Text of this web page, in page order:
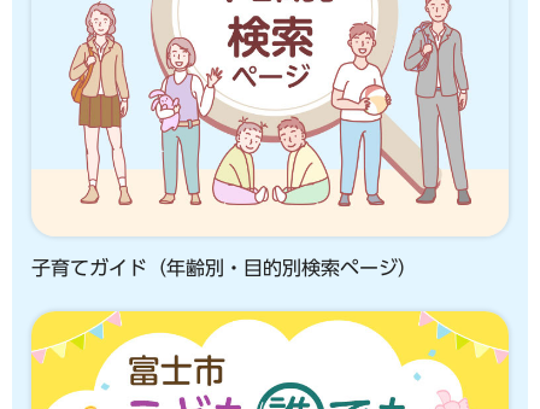
子育てガイド（年齢別・目的別検索ページ）